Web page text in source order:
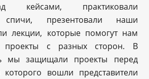
кейсами, практиковали
спичи, презентовали наши
лекции, которые помогут нам
проекты с разных сторон. В
мы защищали проекты перед
вошли представители